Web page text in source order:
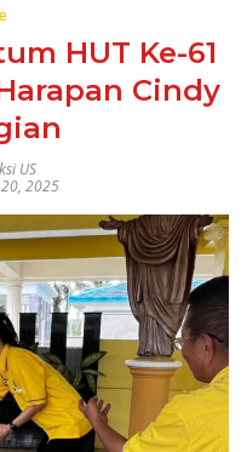
HUT Ke-61
Cindy
US
2025